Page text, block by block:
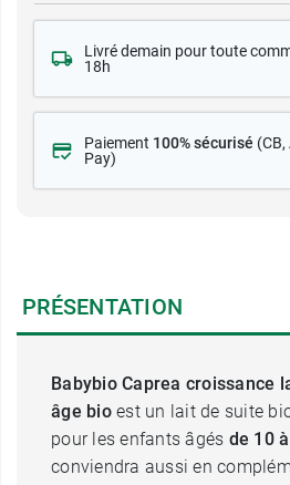
Livré demain pour toute
18h
Paiement 100% sécurisé (CB,
Pay)
PRÉSENTATION
Babybio Caprea croissance
âge bioest un lait de suite
pour les enfants âgés de 10
conviendra aussi en